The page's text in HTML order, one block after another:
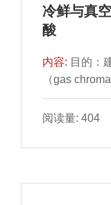
冷鲜与真
酸
内容: 目的：
（gas
GC-MS）检
燥猪肉中脂
阅读量: 404